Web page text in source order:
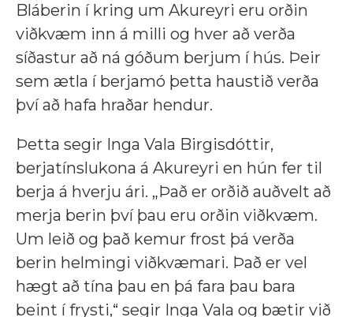
Bláberin í kring um Akureyri eru orðin
viðkvæm inn á milli og hver að verða
síðastur að ná góðum berjum í hús. Þeir
sem ætla í berjamó þetta haustið verða
því að hafa hraðar hendur.
Þetta segir Inga Vala Birgisdóttir,
berjatínslukona á Akureyri en hún fer til
berja á hverju ári. „Það er orðið auðvelt að
merja berin því þau eru orðin viðkvæm.
Um leið og það kemur frost þá verða
berin helmingi viðkvæmari. Það er vel
hægt að tína þau en þá fara þau bara
beint í frysti,“ segir Inga Vala og bætir við